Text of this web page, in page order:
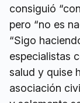
consiguió
pero “no es
“Sigo
especialistas
salud y quise
asociación